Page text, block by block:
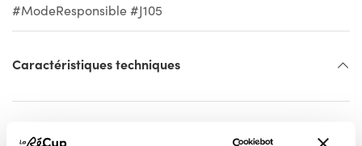
#ModeResponsible #J105
Caractéristiques techniques
Livraison / Retrait en boutique